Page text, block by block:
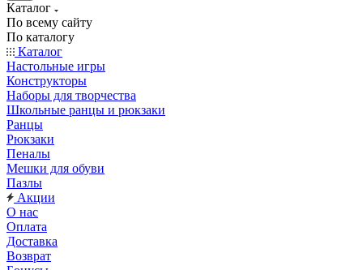
Каталог
По всему сайту
По каталогу
Каталог
Настольные игры
Конструкторы
Наборы для творчества
Школьные ранцы и рюкзаки
Ранцы
Рюкзаки
Пеналы
Мешки для обуви
Пазлы
Акции
О нас
Оплата
Доставка
Возврат